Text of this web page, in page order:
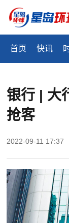
首页 快讯
银行 | 大
抢客
2022-09-11 17:37